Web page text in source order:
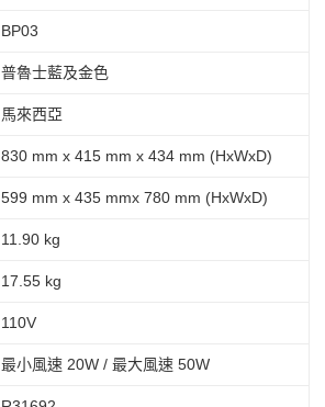
BP03
普魯士藍及金色
馬來西亞
830 mm x 415 mm x 434 mm (HxWxD)
599 mm x 435 mmx 780 mm (HxWxD)
11.90 kg
17.55 kg
110V
最小風速 20W / 最大風速 50W